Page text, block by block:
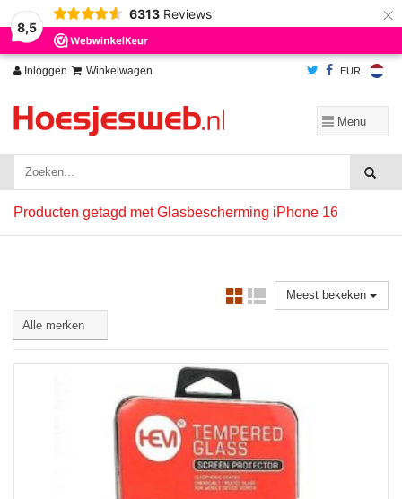
8,5
6313 Reviews ×
Inloggen Winkelwagen EUR
Producten getagd met Glasbescherming iPhone 16
Meest bekeken
Wij slaan cookies op om onze website te verbeteren. Is dat akkoord?
Ja
Nee